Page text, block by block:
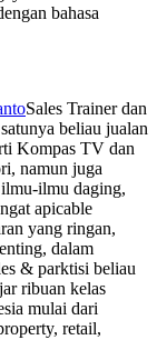
bahasa
Sales Trainer dan
beliau jualan
Kompas TV dan
namun juga
ilmu daging,
apicable
yang ringan,
dalam
& parktisi beliau
ribuan kelas
mulai dari
retail,